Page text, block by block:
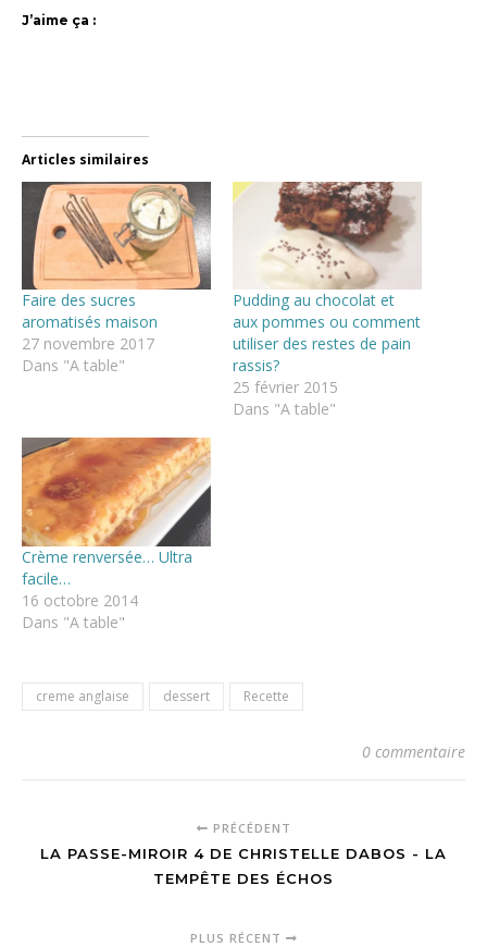
J’aime ça :
Articles similaires
Faire des sucres
aromatisés maison
27 novembre 2017
Dans "A table"
Pudding au chocolat et
aux pommes ou comment
utiliser des restes de pain
rassis?
25 février 2015
Dans "A table"
Crème renversée… Ultra
facile…
16 octobre 2014
Dans "A table"
creme anglaise dessert Recette
0 commentaire
PRÉCÉDENT
LA PASSE-MIROIR 4 DE CHRISTELLE DABOS - LA
TEMPÊTE DES ÉCHOS
PLUS RÉCENT